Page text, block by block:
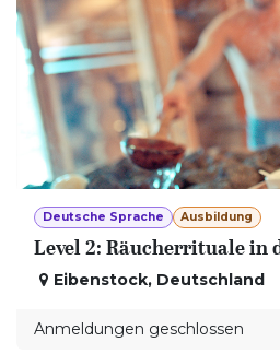
Deutsche Sprache Ausbildung
Level 2: Räucherrituale in
Eibenstock, Deutschland
Anmeldungen geschlossen